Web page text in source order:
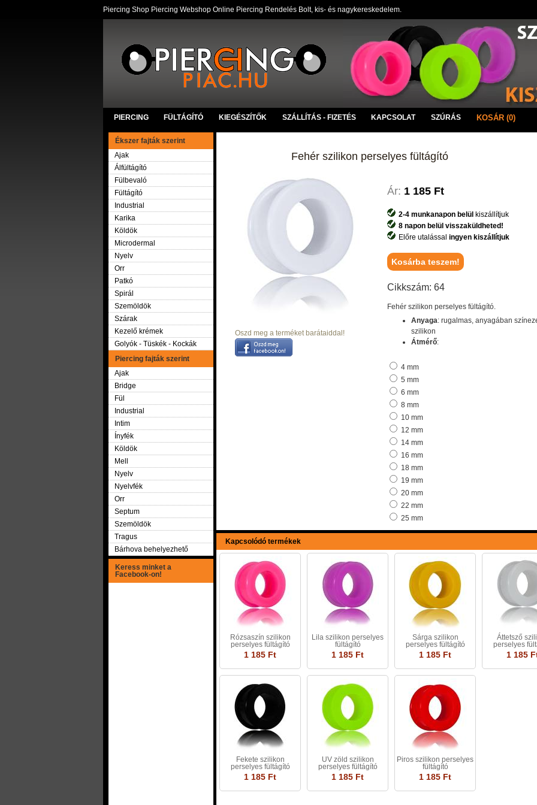
Piercing Shop Piercing Webshop Online Piercing Rendelés Bolt, kis- és nagykereskedelem.
PIERCING FÜLTÁGÍTÓ KIEGÉSZÍTŐK SZÁLLÍTÁS - FIZETÉS KAPCSOLAT SZÚRÁS KOSÁR (0)
Ékszer fajták szerint
Ajak
Álfültágító
Fülbevaló
Fültágító
Industrial
Karika
Köldök
Microdermal
Nyelv
Orr
Patkó
Spirál
Szemöldök
Szárak
Kezelő krémek
Golyók - Tüskék - Kockák
Piercing fajták szerint
Ajak
Bridge
Fül
Industrial
Intim
Ínyfék
Köldök
Mell
Nyelv
Nyelvfék
Orr
Septum
Szemöldök
Tragus
Bárhova behelyezhető
Keress minket a
Facebook-on!
Fehér szilikon perselyes fültágító
Oszd meg a terméket barátaiddal!
Ár: 1 185 Ft
2-4 munkanapon belül kiszállítjuk
8 napon belül visszaküldheted!
Előre utalással ingyen kiszállítjuk
Cikkszám: 64
Fehér szilikon perselyes fültágító.
Anyaga: rugalmas, anyagában
szilikon
Átmérő:
4 mm
5 mm
6 mm
8 mm
10 mm
12 mm
14 mm
16 mm
18 mm
19 mm
20 mm
22 mm
25 mm
Kapcsolódó termékek
Rózsaszín szilikon
perselyes fültágító
1 185 Ft
Lila szilikon perselyes
fültágító
1 185 Ft
Sárga szilikon
perselyes fültágító
1 185 Ft
Áttetsző
perselyes
1 185
Fekete szilikon
perselyes fültágító
1 185 Ft
UV zöld szilikon
perselyes fültágító
1 185 Ft
Piros szilikon perselyes
fültágító
1 185 Ft